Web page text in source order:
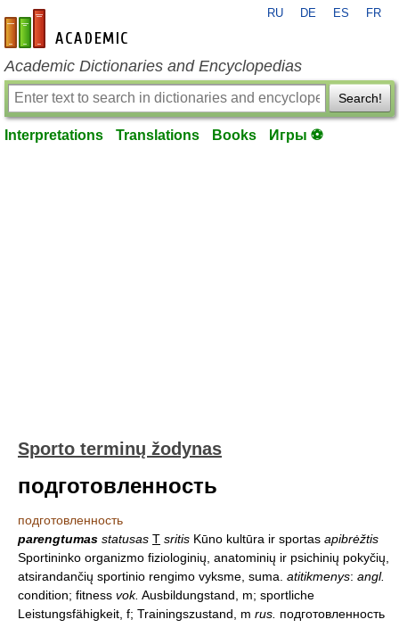
en-academic.com
RU DE ES FR
Academic Dictionaries and Encyclopedias
Search!
Interpretations Translations Books Игры ⚽
Sporto terminų žodynas
подготовленность
подготовленность
parengtumas statusas T sritis Kūno kultūra ir sportas apibrėžtis
Sportininko organizmo fiziologinių, anatominių ir psichinių pokyčių,
atsirandančių sportinio rengimo vyksme, suma. atitikmenys: angl.
condition; fitness vok. Ausbildungstand, m; sportliche
Leistungsfähigkeit, f; Trainingszustand, m rus. подготовленность